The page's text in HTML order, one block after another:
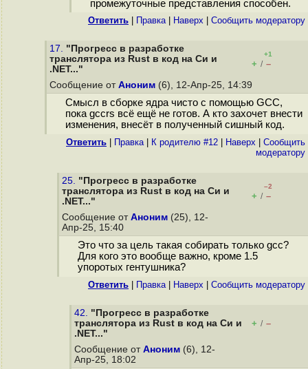
промежуточные представления способен.
Ответить Правка| Наверх Cообщить модератору
17. "Прогресс в разработке
транслятора из Rust в код на Cи и
.NET..."
+1
+ / –
Сообщение от Аноним (6), 12-Апр-25, 14:39
Смысл в сборке ядра чисто с помощью GCC,
пока gccrs всё ещё не готов. А кто захочет внести
изменения, внесёт в полученный сишный код.
Ответить Правка| К родителю #12 Наверх
Cообщить
модератору
25. "Прогресс в разработке
транслятора из Rust в код на Cи и
.NET..."
–2
+ / –
Сообщение от Аноним (25), 12-
Апр-25, 15:40
Это что за цель такая собирать только gcc?
Для кого это вообще важно, кроме 1.5
упоротых гентушника?
Ответить Правка| Наверх Cообщить модератору
42. "Прогресс в разработке
транслятора из Rust в код на Cи и
.NET..."
+ / –
Сообщение от Аноним (6), 12-
Апр-25, 18:02